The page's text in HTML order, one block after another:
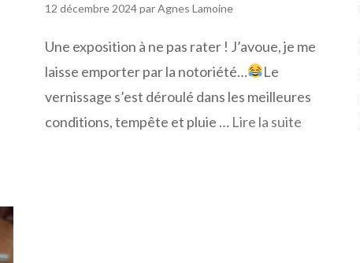
12 décembre 2024parAgnes Lamoine
Une exposition à ne pas rater ! J’avoue, je me
laisse emporter par la notoriété…
Le
vernissage s’est déroulé dans les meilleures
conditions, tempête et pluie … Lire la suite